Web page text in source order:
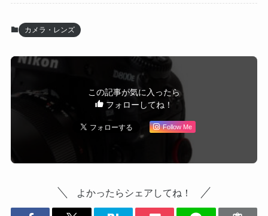
カメラ・レンズ
この記事が気に入ったら
フォローしてね！
Follow Me
よかったらシェアしてね！